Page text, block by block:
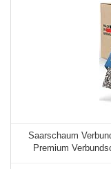
Saarschaum
Premium